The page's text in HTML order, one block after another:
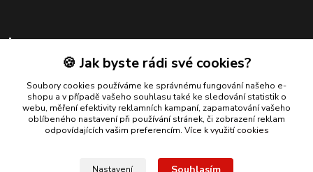
Kontakty
+420 739 924 550
(Po-Pá, 8-17 hod.)
info@bmautodily.cz
🍪 Jak byste rádi své cookies?
Soubory cookies používáme ke správnému fungování našeho e-
shopu a v případě vašeho souhlasu také ke sledování statistik o
webu, měření efektivity reklamních kampaní, zapamatování vašeho
oblíbeného nastavení při používání stránek, či zobrazení reklam
odpovídajících vašim preferencím. Více k využití cookies
Nastavení